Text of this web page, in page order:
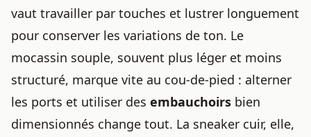
vaut travailler par touches et lustrer longuement
pour conserver les variations de ton. Le
mocassin souple, souvent plus léger et moins
structuré, marque vite au cou-de-pied : alterner
les ports et utiliser des embauchoirs bien
dimensionnés change tout. La sneaker cuir, elle,